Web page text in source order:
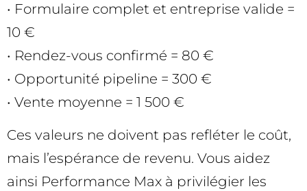
• Formulaire complet et entreprise valide =
10 €
• Rendez-vous confirmé = 80 €
• Opportunité pipeline = 300 €
• Vente moyenne = 1 500 €
Ces valeurs ne doivent pas refléter le coût,
mais l’espérance de revenu. Vous aidez
ainsi Performance Max à privilégier les